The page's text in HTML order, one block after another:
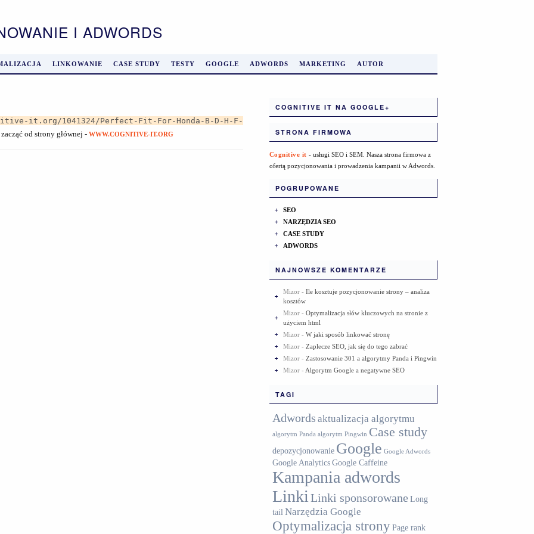
I ADWORDS
LINKOWANIE CASE STUDY TESTY GOOGLE ADWORDS MARKETING AUTOR
it.org/1041324/Perfect-Fit-For-Honda-B-D-H-F-
od strony głównej - WWW.COGNITIVE-IT.ORG
COGNITIVE IT NA GOOGLE+
STRONA FIRMOWA
Cognitive it - usługi SEO i SEM. Nasza strona firmowa z
ofertą pozycjonowania i prowadzenia kampanii w Adwords.
POGRUPOWANE
SEO
NARZĘDZIA SEO
CASE STUDY
ADWORDS
NAJNOWSZE KOMENTARZE
Mizor- Ile kosztuje pozycjonowanie strony – analiza
kosztów
Mizor- Optymalizacja słów kluczowych na stronie z
użyciem html
Mizor- W jaki sposób linkować stronę
Mizor- Zaplecze SEO, jak się do tego zabrać
Mizor- Zastosowanie 301 a algorytmy Panda i Pingwin
Mizor- Algorytm Google a negatywne SEO
TAGI
Adwords aktualizacja algorytmu
algorytm Panda algorytm Pingwin Case study
depozycjonowanie Google Google Adwords
Google AnalyticsGoogle Caffeine
Kampania adwords
Linki Linki sponsorowane Long
tail Narzędzia Google
Optymalizacja stronyPage rank